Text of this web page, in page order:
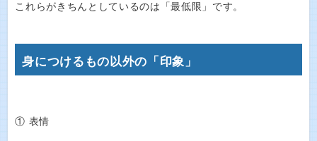
これらがきちんとしているのは「最低限」です。
身につけるもの以外の「印象」
① 表情